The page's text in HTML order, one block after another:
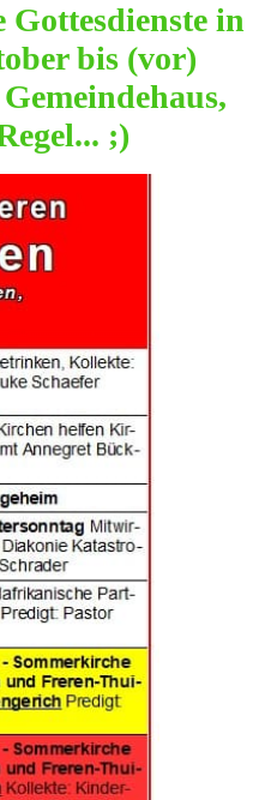
Gottesdienste in
bis (vor)
;)